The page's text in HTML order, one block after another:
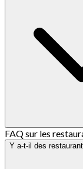
FAQ sur les
Y a-t-il des